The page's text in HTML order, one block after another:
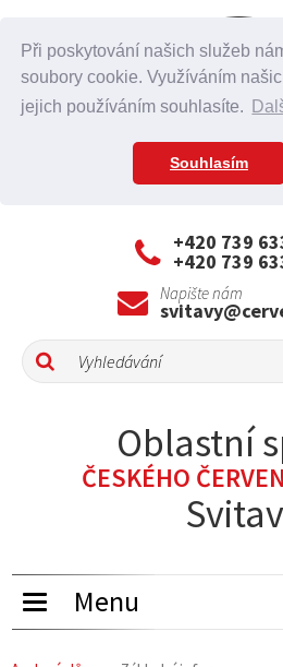
Při poskytování našich služeb
soubory cookie. Využíváním
jejich používáním souhlasíte.
Souhlasím
+420 739
+420 739
Napište nám
Oblastní
ČESKÉHO
Toggle
navigation
Menu